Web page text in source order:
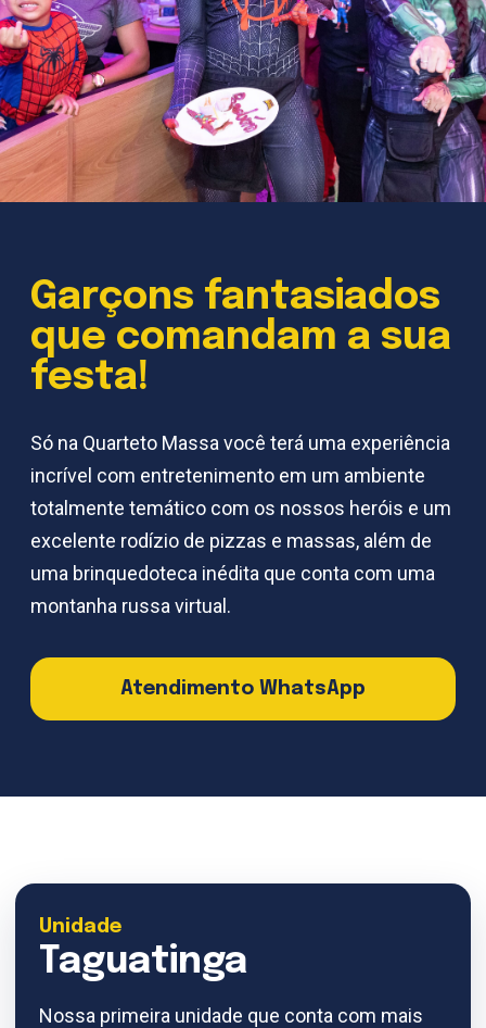
Garçons fantasiados
que comandam a sua
festa!
Só na Quarteto Massa você terá uma experiência
incrível com entretenimento em um ambiente
totalmente temático com os nossos heróis e um
excelente rodízio de pizzas e massas, além de
uma brinquedoteca inédita que conta com uma
montanha russa virtual.
Atendimento WhatsApp
Unidade
Taguatinga
Nossa primeira unidade que conta com mais